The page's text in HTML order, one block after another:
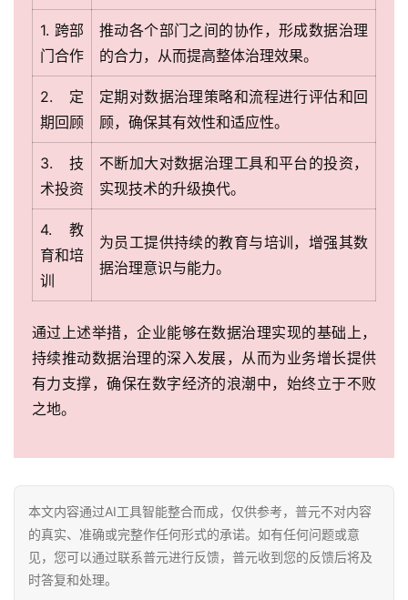
1. 跨部
门合作
推动各个部门之间的协作，形成数据治理
的合力，从而提高整体治理效果。
2. 定
期回顾
定期对数据治理策略和流程进行评估和回
顾，确保其有效性和适应性。
3. 技
术投资
不断加大对数据治理工具和平台的投资，
实现技术的升级换代。
4. 教
育和培
训
为员工提供持续的教育与培训，增强其数
据治理意识与能力。
通过上述举措，企业能够在数据治理实现的基础上，
持续推动数据治理的深入发展，从而为业务增长提供
有力支撑，确保在数字经济的浪潮中，始终立于不败
之地。
本文内容通过AI工具智能整合而成，仅供参考，普元不对内容
的真实、准确或完整作任何形式的承诺。如有任何问题或意
见，您可以通过联系普元进行反馈，普元收到您的反馈后将及
时答复和处理。